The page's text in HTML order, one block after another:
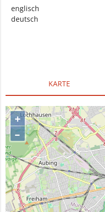
englisch
deutsch
KARTE
+
–